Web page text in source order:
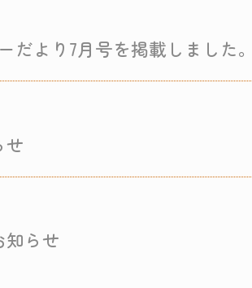
だより7月号を掲載しました。
せ
知らせ